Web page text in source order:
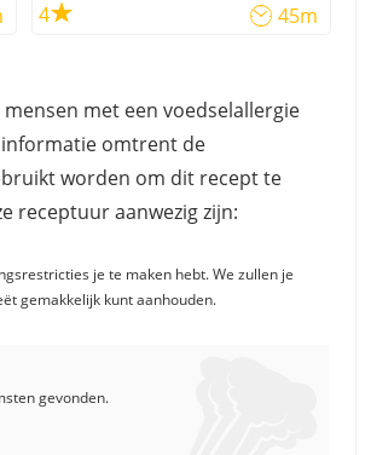
4
45m
met een voedselallergie
informatie omtrent de
worden om dit recept te
receptuur aanwezig zijn:
je te maken hebt. We zullen je
gemakkelijk kunt aanhouden.
gevonden.